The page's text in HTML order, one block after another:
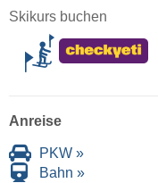
Skikurs buchen
Anreise
PKW »
Bahn »